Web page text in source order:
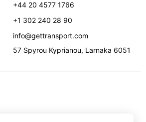
+44 20 4577 1766
+1 302 240 28 90
info@gettransport.com
57 Spyrou Kyprianou, Larnaka 6051